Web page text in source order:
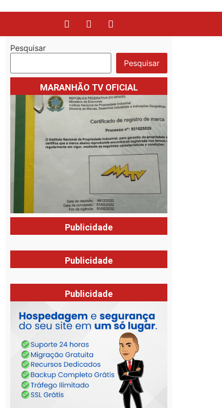
Pesquisar
Pesquisar
MARANHÃO TV OFICIAL
Publicidade
Publicidade
Publicidade